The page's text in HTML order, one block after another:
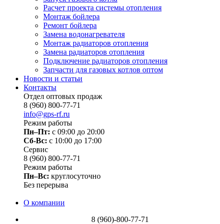
Расчет проекта системы отопления
Монтаж бойлера
Ремонт бойлера
Замена водонагревателя
Монтаж радиаторов отопления
Замена радиаторов отопления
Подключение радиаторов отопления
Запчасти для газовых котлов оптом
Новости и статьи
Контакты
Отдел оптовых продаж
8 (960) 800-77-71
info@gps-rf.ru
Режим работы
Пн–Пт: с 09:00 до 20:00
Сб-Вс: c 10:00 до 17:00
Сервис
8 (960) 800-77-71
Режим работы
Пн–Вс: круглосуточно
Без перерыва
О компании
8 (960)-800-77-71